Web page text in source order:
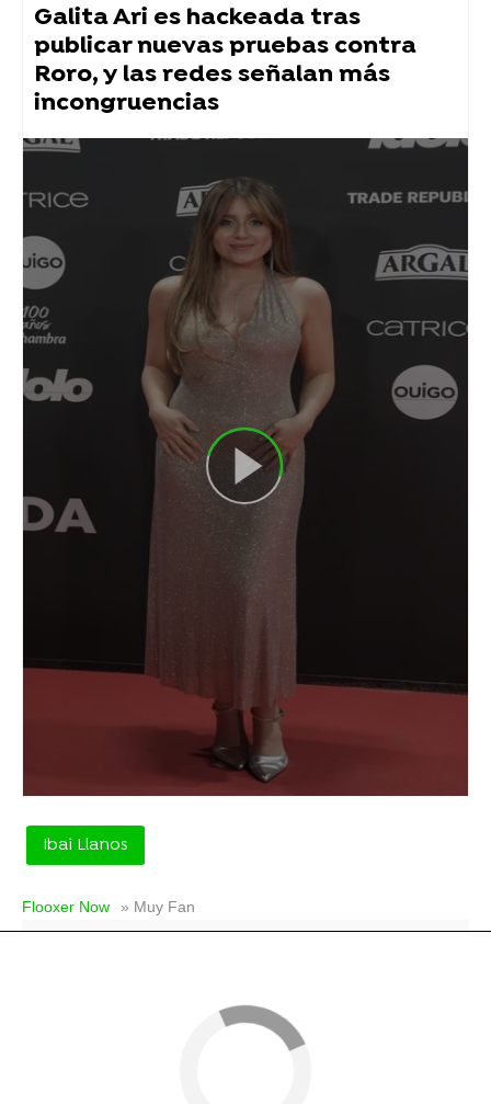
Galita Ari es hackeada tras
publicar nuevas pruebas contra
Roro, y las redes señalan más
incongruencias
Ibai Llanos
Flooxer Now » Muy Fan